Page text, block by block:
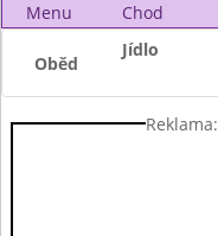
Menu Chod
Oběd
Jídlo
Reklama: